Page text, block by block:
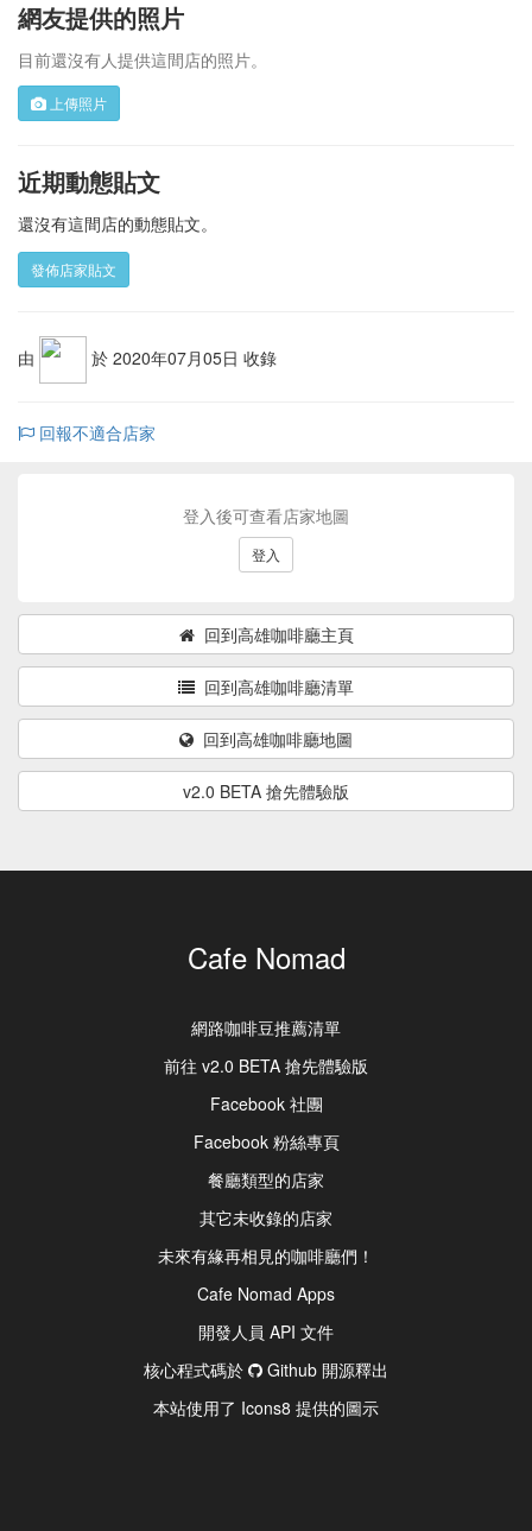
網友提供的照片
目前還沒有人提供這間店的照片。
上傳照片
近期動態貼文
還沒有這間店的動態貼文。
發佈店家貼文
由 於 2020年07月05日 收錄
回報不適合店家
登入後可查看店家地圖
登入
回到高雄咖啡廳主頁
回到高雄咖啡廳清單
回到高雄咖啡廳地圖
v2.0 BETA 搶先體驗版
Cafe Nomad
網路咖啡豆推薦清單
前往 v2.0 BETA 搶先體驗版
Facebook 社團
Facebook 粉絲專頁
餐廳類型的店家
其它未收錄的店家
未來有緣再相見的咖啡廳們！
Cafe Nomad Apps
開發人員 API 文件
核心程式碼於
Github 開源釋出
本站使用了 Icons8 提供的圖示